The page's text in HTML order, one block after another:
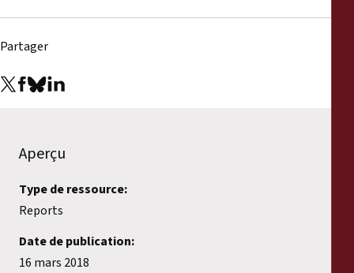
Déclarations
Partager
Aperçu
Type de ressource:
Reports
Date de publication:
16 mars 2018